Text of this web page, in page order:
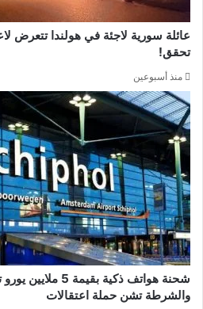
عائلة سورية لاجئة في هولندا تتعرض
تحقق!
منذ أسبوعين
شحنة هواتف ذكية
والشرطة تشن حملة اعتقالات